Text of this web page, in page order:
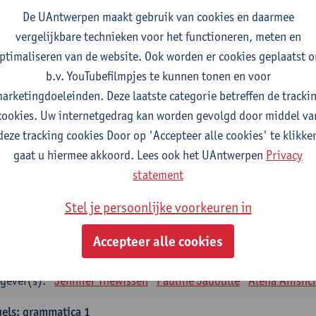
studiepunten
Remco Sleiderink
tot de algemene taalwetenschap
2E SEM
studiepunten
Astrid De Wit Peter Petré
verplichte opleidingsonderdelen
Marilize Pretorius Alena Anishchanka
Taalbeheersing 2
2E SEM
Jennifer Thewissen Pauline Jadoulle Alena
grammatica 1
De UAntwerpen maakt gebruik van cookies en daarmee
vergelijkbare technieken voor het functioneren, meten en
van de website. Ook worden er cookies geplaatst
b.v. YouTubefilmpjes te kunnen tonen en voor
Deze laatste categorie betreffen de
Uw internetgedrag kan worden gevolgd door middel
tracking cookies Door op 'Accepteer alle cookies' te
gaat u hiermee akkoord. Lees ook het UAntwerpen Privacy
statement
Stel je persoonlijke voorkeuren in
Accepteer alle cookies